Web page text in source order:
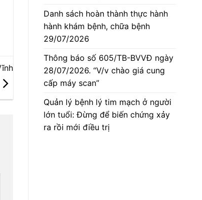
Danh sách hoàn thành thực hành
hành khám bệnh, chữa bệnh
29/07/2026
Thông báo số 605/TB-BVVĐ ngày
28/07/2026. “V/v chào giá cung
cấp máy scan”
Quản lý bệnh lý tim mạch ở người
lớn tuổi: Đừng để biến chứng xảy
ra rồi mới điều trị